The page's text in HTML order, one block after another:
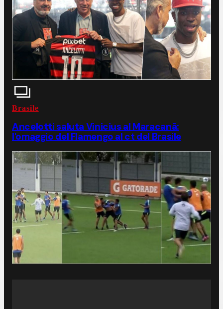
Brasile
Ancelotti saluta Vinicius al Maracanã:
l'omaggio del Flamengo al ct del Brasile